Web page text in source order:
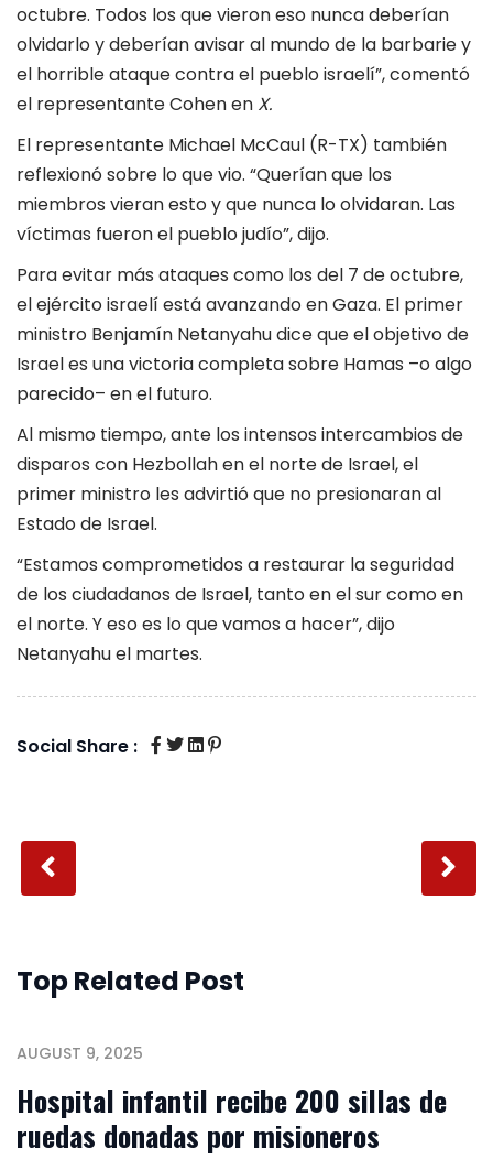
octubre. Todos los que vieron eso nunca deberían
olvidarlo y deberían avisar al mundo de la barbarie y
el horrible ataque contra el pueblo israelí”, comentó
el representante Cohen en X.
El representante Michael McCaul (R-TX) también
reflexionó sobre lo que vio. “Querían que los
miembros vieran esto y que nunca lo olvidaran. Las
víctimas fueron el pueblo judío”, dijo.
Para evitar más ataques como los del 7 de octubre,
el ejército israelí está avanzando en Gaza. El primer
ministro Benjamín Netanyahu dice que el objetivo de
Israel es una victoria completa sobre Hamas –o algo
parecido– en el futuro.
Al mismo tiempo, ante los intensos intercambios de
disparos con Hezbollah en el norte de Israel, el
primer ministro les advirtió que no presionaran al
Estado de Israel.
“Estamos comprometidos a restaurar la seguridad
de los ciudadanos de Israel, tanto en el sur como en
el norte. Y eso es lo que vamos a hacer”, dijo
Netanyahu el martes.
Social Share :
Top Related Post
AUGUST 9, 2025
Hospital infantil recibe 200 sillas de
ruedas donadas por misioneros